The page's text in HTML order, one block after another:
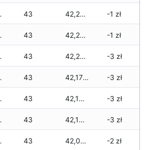
43 42,280 zł -1 zł
43 42,280 zł -1 zł
43 42,270 zł -3 zł
43 42,170 zł -3 zł
43 42,150 zł -3 zł
43 42,150 zł -3 zł
43 42,060 zł -2 zł